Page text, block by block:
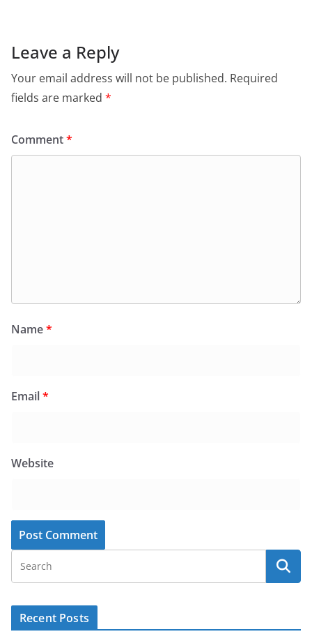
Leave a Reply
Your email address will not be published. Required
fields are marked *
Comment*
Name*
Email*
Website
Recent Posts